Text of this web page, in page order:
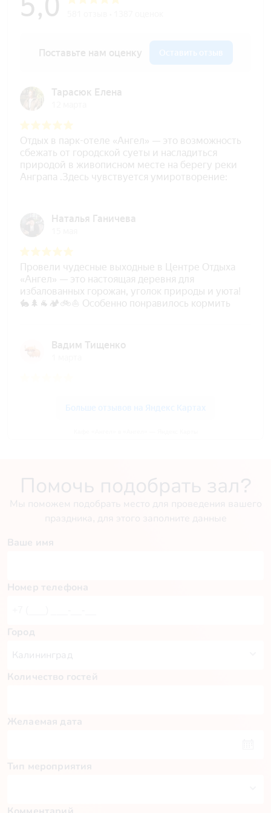
Помочь подобрать зал?
Мы поможем подобрать место для проведения вашего
праздника, для этого заполните данные
Ваше имя
Номер телефона
Город
Количество гостей
Желаемая дата
Тип мероприятия
Комментарий